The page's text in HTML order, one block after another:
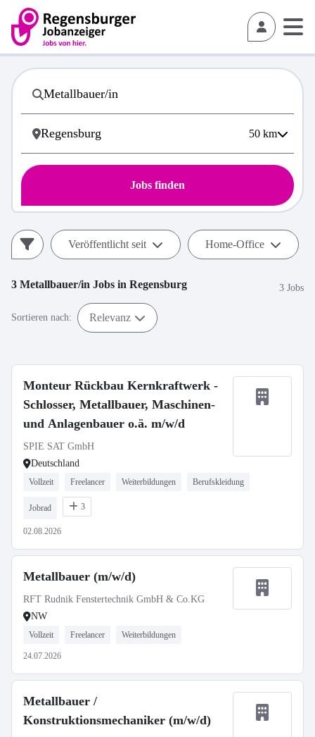
50 km
Jobs finden
Veröffentlicht seit Home-Office
3 Metallbauer/in Jobs in Regensburg 3 Jobs
Sortieren nach: Relevanz
Monteur Rückbau Kernkraftwerk -
Schlosser, Metallbauer, Maschinen-
und Anlagenbauer o.ä. m/w/d
SPIE SAT GmbH
Deutschland
Vollzeit Freelancer Weiterbildungen Berufskleidung
Jobrad 3
02.08.2026
Metallbauer (m/w/d)
RFT Rudnik Fenstertechnik GmbH & Co.KG
NW
Vollzeit Freelancer Weiterbildungen
24.07.2026
Metallbauer /
Konstruktionsmechaniker (m/w/d)